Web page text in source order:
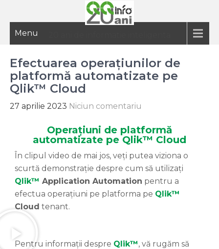
Menu
Efectuarea operațiunilor de
platformă automatizate pe
Qlik™ Cloud
27 aprilie 2023 Niciun comentariu
Operațiuni de platformă
automatizate pe Qlik™ Cloud
În clipul video de mai jos, veți putea viziona o
scurtă demonstrație despre cum să utilizați
Qlik™ Application Automation pentru a
efectua operațiuni pe platforma pe Qlik™
Cloud tenant.
Pentru informații despre Qlik™, vă rugăm să